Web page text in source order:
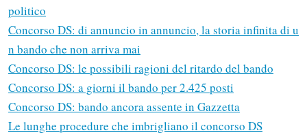
politico
Concorso DS: di annuncio in annuncio, la storia infinita di u
n bando che non arriva mai
Concorso DS: le possibili ragioni del ritardo del bando
Concorso DS: a giorni il bando per 2.425 posti
Concorso DS: bando ancora assente in Gazzetta
Le lunghe procedure che imbrigliano il concorso DS